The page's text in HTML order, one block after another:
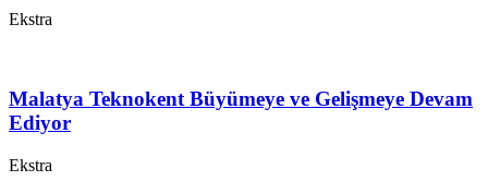
Ekstra
Malatya Teknokent Büyümeye ve Gelişmeye Devam
Ediyor
Ekstra